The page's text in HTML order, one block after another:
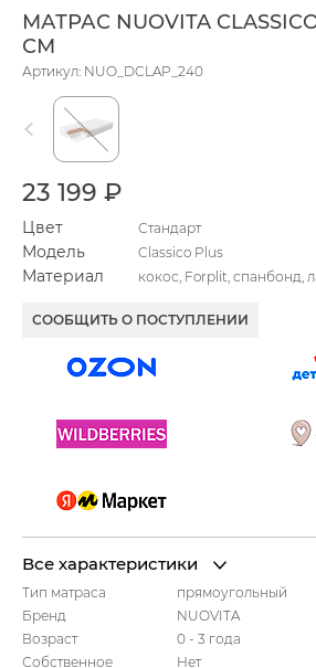
МАТРАС NUOVITA
СМ
Артикул: NUO_DCLAP_240
23 199 ₽
Цвет Стандарт
Модель Classico Plus
Материал кокос, Forplit, спанбонд,
СООБЩИТЬ О ПОСТУПЛЕНИИ
Все характеристики
Тип матраса
прямоугольный
Бренд
NUOVITA
Возраст
0 - 3 года
Собственное
Нет